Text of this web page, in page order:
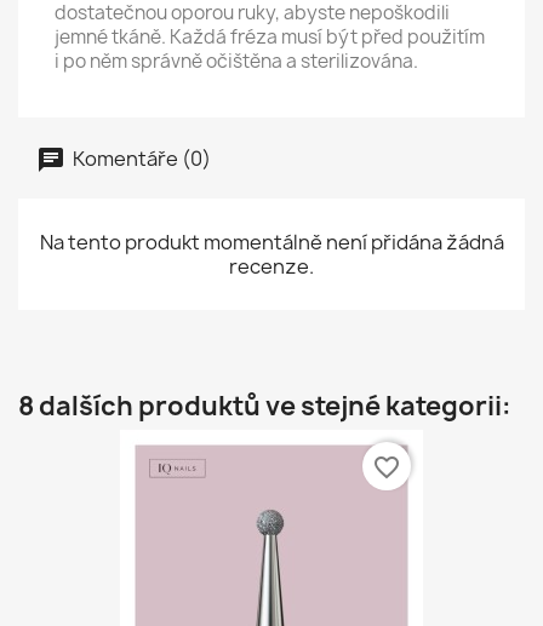
dostatečnou oporou ruky, abyste nepoškodili
jemné tkáně. Každá fréza musí být před použitím
i po něm správně očištěna a sterilizována.
Komentáře (0)
Na tento produkt momentálně není přidána žádná
recenze.
8 dalších produktů ve stejné kategorii:
favorite_border